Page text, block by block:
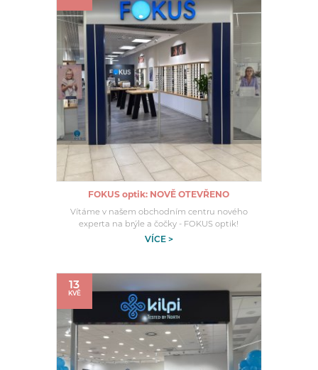
FOKUS optik: NOVĚ OTEVŘENO
Vítáme v našem obchodním centru nového
experta na brýle a čočky - FOKUS optik!
VÍCE >
13
KVĚ